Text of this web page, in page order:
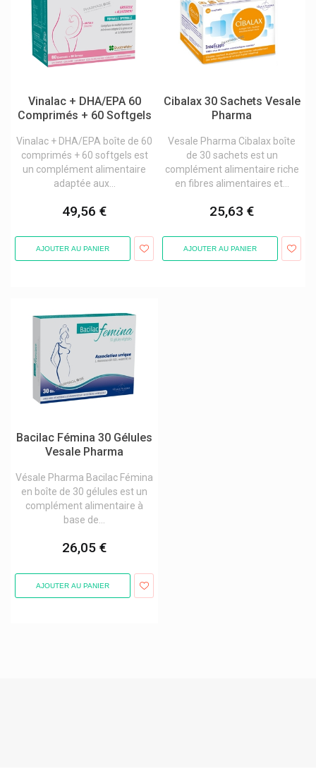
Vinalac + DHA/EPA 60
Comprimés + 60 Softgels
Vinalac + DHA/EPA boîte de 60
comprimés + 60 softgels est
un complément alimentaire
adaptée aux...
49,56 €
AJOUTER AU PANIER
Cibalax 30 Sachets Vesale
Pharma
Vesale Pharma Cibalax boîte
de 30 sachets est un
complément alimentaire riche
en fibres alimentaires et...
25,63 €
AJOUTER AU PANIER
Bacilac Fémina 30 Gélules
Vesale Pharma
Vésale Pharma Bacilac Fémina
en boîte de 30 gélules est un
complément alimentaire à
base de...
26,05 €
AJOUTER AU PANIER